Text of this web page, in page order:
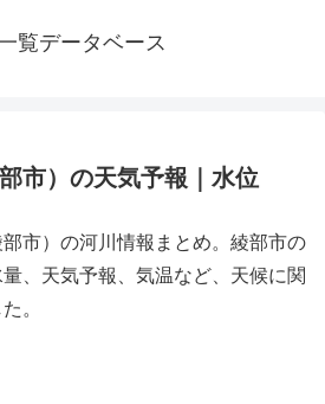
覧データベース
市）の天気予報｜水位
市）の河川情報まとめ。綾部市の
、天気予報、気温など、天候に関
。